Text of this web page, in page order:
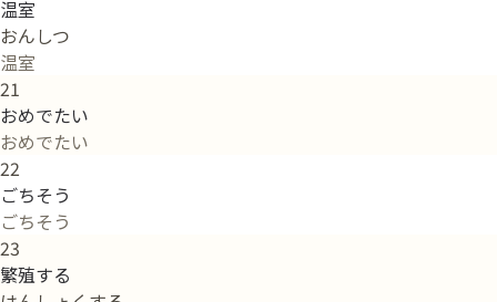
温室
おんしつ
温室
21
おめでたい
おめでたい
22
ごちそう
ごちそう
23
繁殖する